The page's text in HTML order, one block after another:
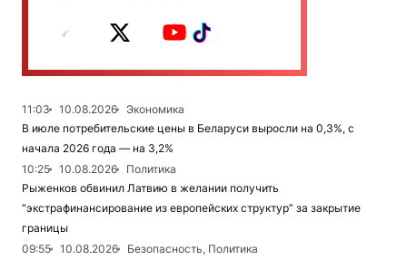
11:03 10.08.2026
Экономика
В июле потребительские цены в Беларуси выросли на 0,3%, с
начала 2026 года — на 3,2%
10:25
10.08.2026
Политика
Рыженков обвинил Латвию в желании получить
“экстрафинансирование из европейских структур” за закрытие
границы
09:55
10.08.2026
Безопасность, Политика